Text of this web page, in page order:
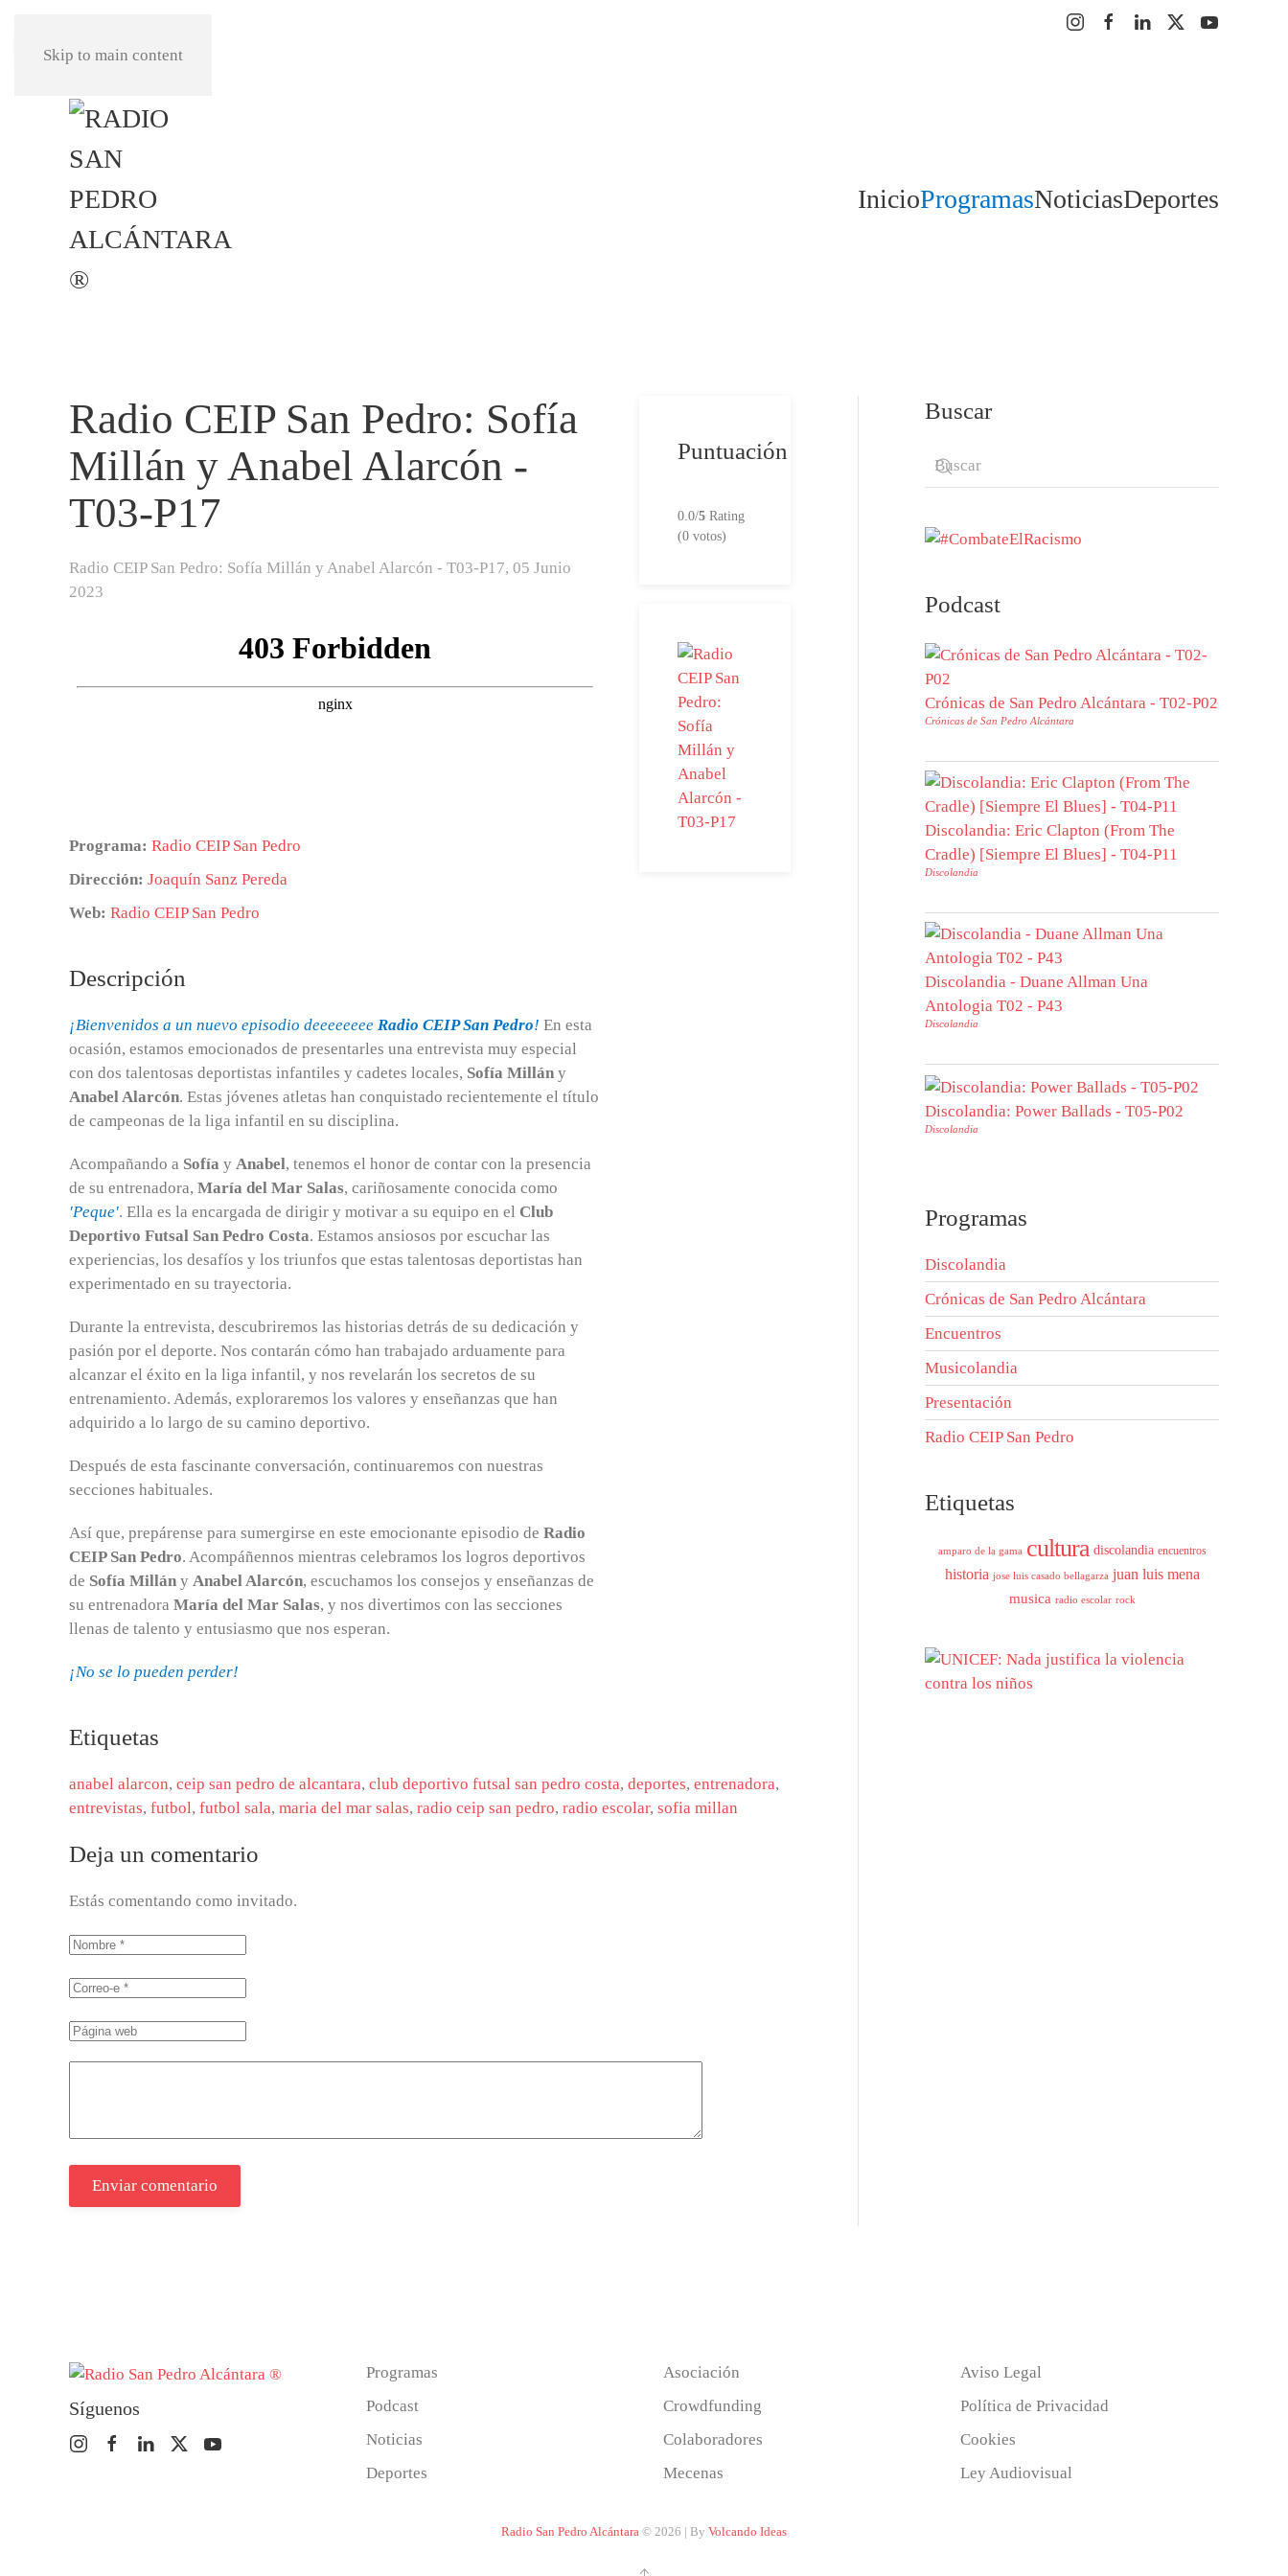
Skip to main content
InicioProgramasNoticiasDeportes
Radio CEIP San Pedro: Sofía
Millán y Anabel Alarcón -
T03-P17
Radio CEIP San Pedro: Sofía Millán y Anabel Alarcón - T03-P17, 05 Junio
2023
Programa: Radio CEIP San Pedro
Dirección: Joaquín Sanz Pereda
Web: Radio CEIP San Pedro
Descripción
¡Bienvenidos a un nuevo episodio deeeeeeee Radio CEIP San Pedro! En esta
ocasión, estamos emocionados de presentarles una entrevista muy especial
con dos talentosas deportistas infantiles y cadetes locales, Sofía Millán y
Anabel Alarcón. Estas jóvenes atletas han conquistado recientemente el título
de campeonas de la liga infantil en su disciplina.
Acompañando a Sofía y Anabel, tenemos el honor de contar con la presencia
de su entrenadora, María del Mar Salas, cariñosamente conocida como
'Peque'. Ella es la encargada de dirigir y motivar a su equipo en el Club
Deportivo Futsal San Pedro Costa. Estamos ansiosos por escuchar las
experiencias, los desafíos y los triunfos que estas talentosas deportistas han
experimentado en su trayectoria.
Durante la entrevista, descubriremos las historias detrás de su dedicación y
pasión por el deporte. Nos contarán cómo han trabajado arduamente para
alcanzar el éxito en la liga infantil, y nos revelarán los secretos de su
entrenamiento. Además, exploraremos los valores y enseñanzas que han
adquirido a lo largo de su camino deportivo.
Después de esta fascinante conversación, continuaremos con nuestras
secciones habituales.
Así que, prepárense para sumergirse en este emocionante episodio de Radio
CEIP San Pedro. Acompáñennos mientras celebramos los logros deportivos
de Sofía Millán y Anabel Alarcón, escuchamos los consejos y enseñanzas de
su entrenadora María del Mar Salas, y nos divertimos con las secciones
llenas de talento y entusiasmo que nos esperan.
¡No se lo pueden perder!
Puntuación
0.0/5 Rating
(0 votos)
Etiquetas
anabel alarcon, ceip san pedro de alcantara, club deportivo futsal san pedro costa, deportes, entrenadora,
entrevistas, futbol, futbol sala, maria del mar salas, radio ceip san pedro, radio escolar, sofia millan
Deja un comentario
Estás comentando como invitado.
Enviar comentario
Buscar
Podcast
Crónicas de San Pedro Alcántara - T02-P02
Crónicas de San Pedro Alcántara
Discolandia: Eric Clapton (From The
Cradle) [Siempre El Blues] - T04-P11
Discolandia
Discolandia - Duane Allman Una
Antologia T02 - P43
Discolandia
Discolandia: Power Ballads - T05-P02
Discolandia
Programas
Discolandia
Crónicas de San Pedro Alcántara
Encuentros
Musicolandia
Presentación
Radio CEIP San Pedro
Etiquetas
amparo de la gama cultura discolandia encuentros
historia jose luis casado bellagarza juan luis mena
musica radio escolar rock
Síguenos
Programas
Podcast
Noticias
Deportes
Asociación
Crowdfunding
Colaboradores
Mecenas
Aviso Legal
Política de Privacidad
Cookies
Ley Audiovisual
Radio San Pedro Alcántara © 2026 | By Volcando Ideas